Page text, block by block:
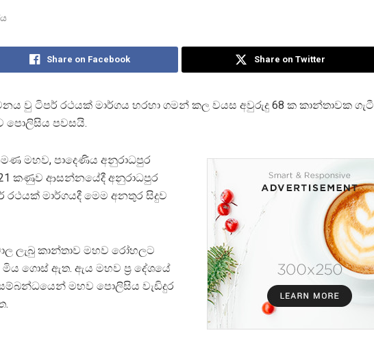
Share on Facebook Share on Twitter
වු ටිපර් රථයක් මාර්ගය හරහා ගමන් කල වයස අවුරුදු 68 ක කාන්තාවක ගැටී
පොලිසිය පවසයි.
මහව, පාදෙණිය අනුරාධපුර
කණුව ආසන්නයේදී අනුරාධපුර
රථයක් මාර්ගයදී මෙම අනතුර සිදුව
ලැබු කාන්තාව මහව රෝහලට
ගොස් ඇත. ඇය මහව ප්‍ර දේශයේ
සම්බන්ධයෙන් මහව පොලිසිය වැඩිදුර